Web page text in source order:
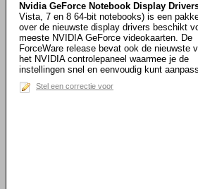
Nvidia GeForce Notebook Display
Vista, 7 en 8 64-bit notebooks) is een
over de nieuwste display drivers beschikt
meeste NVIDIA GeForce videokaarten. De
ForceWare release bevat ook de nieuwste
het NVIDIA controlepaneel waarmee je de
instellingen snel en eenvoudig kunt
Stel een correctie voor